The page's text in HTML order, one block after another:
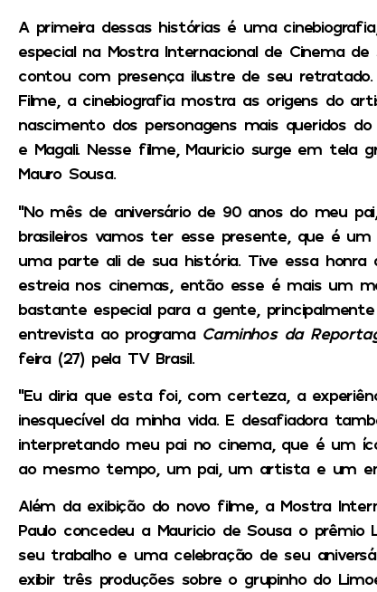
A primeira dessas histórias é uma
especial na Mostra Internacional de Cinema
contou com presença ilustre de seu
Filme, a cinebiografia mostra as origens do
nascimento dos personagens mais queridos do
e Magali. Nesse filme, Mauricio surge em tela
Mauro Sousa.
“No mês de aniversário de 90 anos do meu
brasileiros vamos ter esse presente, que é
uma parte ali de sua história. Tive essa
estreia nos cinemas, então esse é mais um
bastante especial para a gente,
entrevista ao programa Caminhos da
feira (27) pela TV Brasil.
“Eu diria que esta foi, com certeza, a
inesquecível da minha vida. E desafiadora
interpretando meu pai no cinema, que é um
ao mesmo tempo, um pai, um artista e um
Além da exibição do novo filme, a Mostra
Paulo concedeu a Mauricio de Sousa o
seu trabalho e uma celebração de seu
exibir três produções sobre o grupinho do